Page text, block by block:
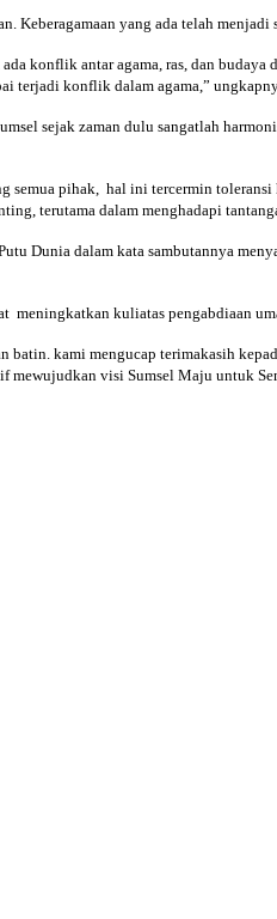
Keberagamaan yang ada telah
konflik antar agama, ras, dan
terjadi konflik dalam agama,”
sejak zaman dulu sangatlah
semua pihak, hal ini tercermin
terutama dalam menghadapi
Dunia dalam kata sambutannya
meningkatkan kuliatas pengabdiaan
kami mengucap terimakasih
mewujudkan visi Sumsel Maju untuk